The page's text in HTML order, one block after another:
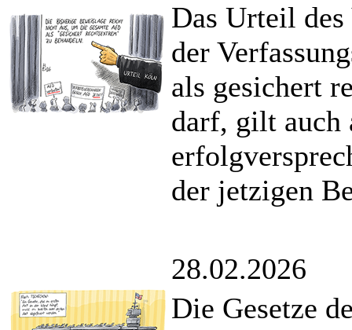
Das Urteil
der
als gesichert
darf, gilt auch
der jetzigen
28.02.2026
Die Gesetze